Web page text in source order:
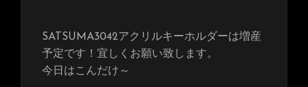
SATSUMA3042アクリルキーホルダーは増産
予定です！宜しくお願い致します。
今日はこんだけ～